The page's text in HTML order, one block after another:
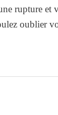
rupture et
oublier